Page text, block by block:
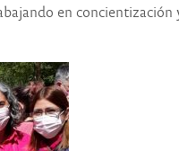
en concientización